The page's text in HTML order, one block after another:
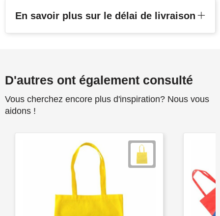
En savoir plus sur le délai de livraison
D'autres ont également consulté
Vous cherchez encore plus d'inspiration? Nous vous
aidons !